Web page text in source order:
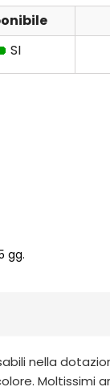
SI
gg.
nella